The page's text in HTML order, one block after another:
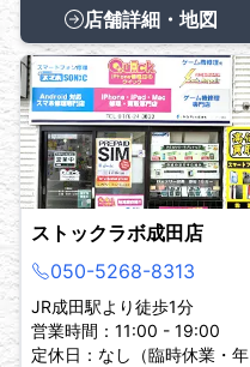
店舗詳細・地図
ストックラボ成田店
050-5268-8313
JR成田駅より徒歩1分
営業時間：11:00 - 19:00
定休日：なし（臨時休業・年